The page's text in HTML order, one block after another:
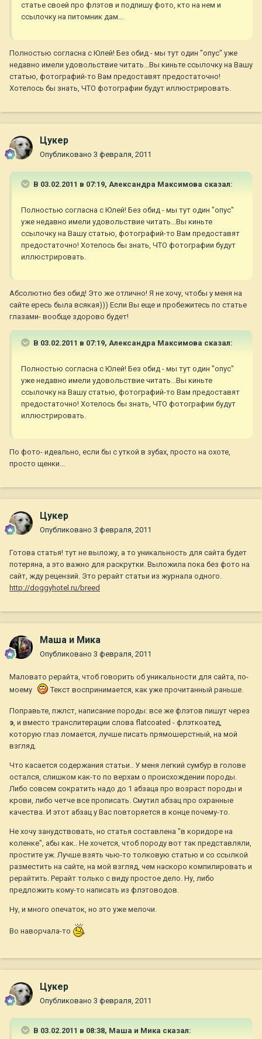
статье своей про флэтов и подпишу фото, кто на нем и
ссылочку на питомник дам...
Полностью согласна с Юлей! Без обид - мы тут один "опус" уже
недавно имели удовольствие читать...Вы киньте ссылочку на Вашу
статью, фотографий-то Вам предоставят предостаточно!
Хотелось бы знать, ЧТО фотографии будут иллюстрировать.
Цукер
Опубликовано 3 февраля, 2011
В 03.02.2011 в 07:19, Александра Максимова сказал:
Полностью согласна с Юлей! Без обид - мы тут один "опус"
уже недавно имели удовольствие читать...Вы киньте
ссылочку на Вашу статью, фотографий-то Вам предоставят
предостаточно! Хотелось бы знать, ЧТО фотографии будут
иллюстрировать.
Абсолютно без обид! Это же отлично! Я не хочу, чтобы у меня на
сайте ересь была всякая))) Если Вы еще и пробежитесь по статье
глазами- вообще здорово будет!
В 03.02.2011 в 07:19, Александра Максимова сказал:
Полностью согласна с Юлей! Без обид - мы тут один "опус"
уже недавно имели удовольствие читать...Вы киньте
ссылочку на Вашу статью, фотографий-то Вам предоставят
предостаточно! Хотелось бы знать, ЧТО фотографии будут
иллюстрировать.
По фото- идеально, если бы с уткой в зубах, просто на охоте,
просто щенки...
Цукер
Опубликовано 3 февраля, 2011
Готова статья! тут не выложу, а то уникальность для сайта будет
потеряна, а это важно для раскрутки. Выложила пока без фото на
сайт, жду рецензий. Это рерайт статьи из журнала одного.
http://doggyhotel.ru/breed
Маша и Мика
Опубликовано 3 февраля, 2011
Маловато рерайта, чтоб говорить об уникальности для сайта, по-
моему
Текст воспринимается, как уже прочитанный раньше.
Поправьте, пжлст, написание породы: все же флэтов пишут через
э, и вместо транслитерации слова flatcoated - флэткоатед,
которую глаз ломается, лучше писать прямошерстный, на мой
взгляд.
Что касается содержания статьи.. У меня легкий сумбур в голове
остался, слишком как-то по верхам о происхождении породы.
Либо совсем сократить надо до 1 абзаца про возраст породы и
крови, либо четче все прописать. Смутил абзац про охранные
качества. И этот абзац у Вас повторяется в конце почему-то.
Не хочу занудствовать, но статья составлена "в коридоре на
коленке", абы как.. Не хочется, чтоб породу вот так представляли,
простите уж. Лучше взять чью-то толковую статью и со ссылкой
разместить на сайте, на мой взгляд, чем наскоро компилировать и
рерайтить. Рерайт только с виду простое дело. Ну, либо
предложить кому-то написать из флэтоводов.
Ну, и много опечаток, но это уже мелочи.
Во наворчала-то
Цукер
Опубликовано 3 февраля, 2011
В 03.02.2011 в 08:38, Маша и Мика сказал: